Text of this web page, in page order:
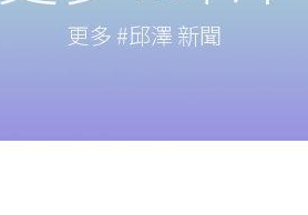
更多 #邱澤 新聞